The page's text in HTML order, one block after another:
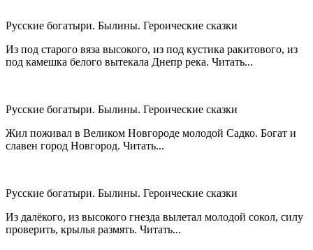
Русские богатыри. Былины. Героические сказки
Из под старого вяза высокого, из под кустика ракитового, из
под камешка белого вытекала Днепр река. Читать...
Русские богатыри. Былины. Героические сказки
Жил поживал в Великом Новгороде молодой Садко. Богат и
славен город Новгород. Читать...
Русские богатыри. Былины. Героические сказки
Из далёкого, из высокого гнезда вылетал молодой сокол, силу
проверить, крылья размять. Читать...